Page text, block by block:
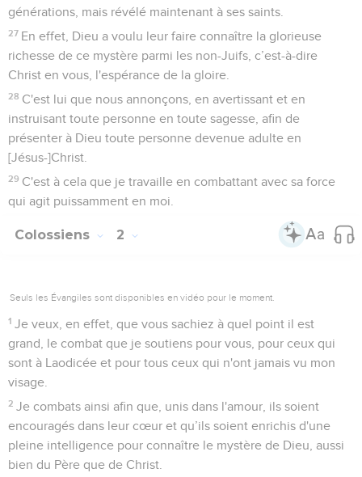
générations, mais révélé maintenant à ses saints.
27 En effet, Dieu a voulu leur faire connaître la glorieuse
richesse de ce mystère parmi les non-Juifs, c’est-à-dire
Christ en vous, l'espérance de la gloire.
28 C'est lui que nous annonçons, en avertissant et en
instruisant toute personne en toute sagesse, afin de
présenter à Dieu toute personne devenue adulte en
[Jésus-]Christ.
29 C'est à cela que je travaille en combattant avec sa force
qui agit puissamment en moi.
Colossiens 2
Seuls les Évangiles sont disponibles en vidéo pour le moment.
1 Je veux, en effet, que vous sachiez à quel point il est
grand, le combat que je soutiens pour vous, pour ceux qui
sont à Laodicée et pour tous ceux qui n'ont jamais vu mon
visage.
2 Je combats ainsi afin que, unis dans l'amour, ils soient
encouragés dans leur cœur et qu’ils soient enrichis d'une
pleine intelligence pour connaître le mystère de Dieu, aussi
bien du Père que de Christ.